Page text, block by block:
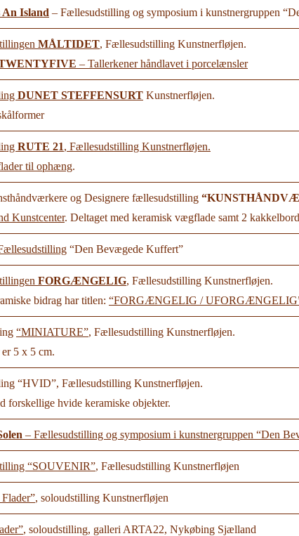
An Island – Fællesudstilling og symposium i kunstnergruppen
MÅLTIDET, Fællesudstilling Kunstnerfløjen.
– Tallerkener håndlavet i porcelænsler
DUNET STEFFENSURT Kunstnerfløjen.
RUTE 21, Fællesudstilling Kunstnerfløjen.
til ophæng.
og Designere fællesudstilling
Kunstcenter. Deltaget med keramisk vægflade samt 2
“Den Bevægede Kuffert”
FORGÆNGELIG, Fællesudstilling Kunstnerfløjen.
bidrag har titlen: “FORGÆNGELIG /
“MINIATURE”, Fællesudstilling Kunstnerfløjen.
5 x 5 cm.
“HVID”, Fællesudstilling Kunstnerfløjen.
forskellige hvide keramiske objekter.
– Fællesudstilling og symposium i kunstnergruppen “Den
“SOUVENIR”, Fællesudstilling Kunstnerfløjen
, soloudstilling Kunstnerfløjen
, soloudstilling, galleri ARTA22, Nykøbing Sjælland